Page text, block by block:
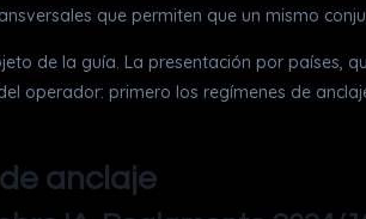
que permiten que un mismo
de la guía. La presentación por países,
operador: primero los regímenes de
anclaje